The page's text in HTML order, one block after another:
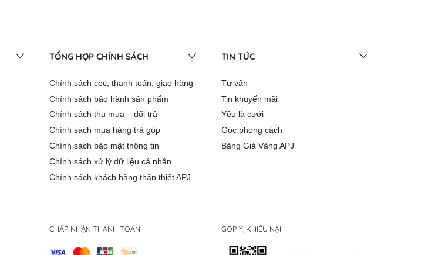
TỔNG HỢP CHÍNH SÁCH
Chính sách cọc, thanh toán, giao hàng
Chính sách bảo hành sản phẩm
Chính sách thu mua – đổi trả
Chính sách mua hàng trả góp
Chính sách bảo mật thông tin
Chính sách xử lý dữ liệu cá nhân
Chính sách khách hàng thân thiết APJ
TIN TỨC
Tư vấn
Tin khuyến mãi
Yêu là cưới
Góc phong cách
Bảng Giá Vàng APJ
CHẤP NHẬN THANH TOÁN GÓP Ý, KHIẾU NẠI